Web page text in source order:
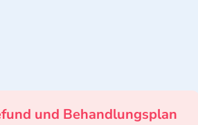
und Behandlungsplan